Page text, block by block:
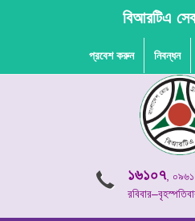
বিআরটিএ
প্রবেশ করুন নিবন্ধন
১৬১০৭,